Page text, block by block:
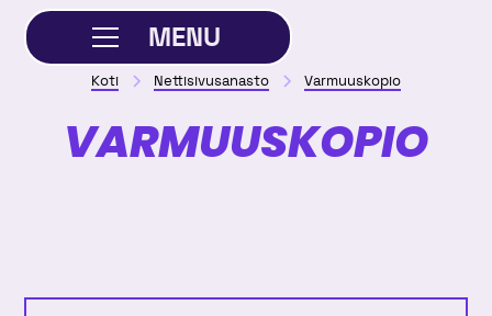
MENU
SULJE
Koti Nettisivusanasto Varmuuskopio
VARMUUSKOPIO